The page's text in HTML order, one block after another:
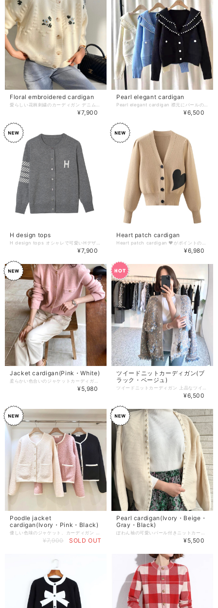
Floral embroidered cardigan
¥7,900
Pearl elegant cardigan
¥6,500
H design tops
¥7,900
Heart patch cardigan
¥6,980
Jacket cardigan(Pink・White)
¥5,980
ツイードニットカーディガン(ブ
ラック・ベージュ)
¥6,500
Poodle jacket
cardigan(Ivory・Pink・Black)
¥7,900 SOLD OUT
Pearl cardigan(Ivory・Beige・
Gray・Black)
¥5,500